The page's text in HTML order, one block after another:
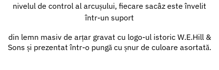
nivelul de control al arcușului, fiecare sacâz este învelit
într-un suport
din lemn masiv de arțar gravat cu logo-ul istoric W.E.Hill &
Sons și prezentat într-o pungă cu șnur de culoare asortată.